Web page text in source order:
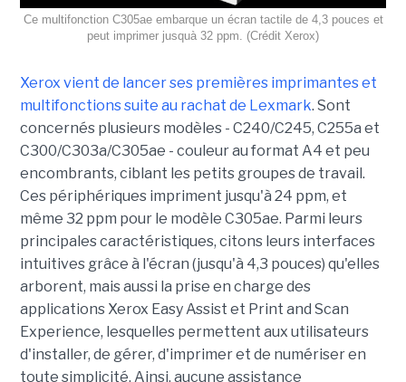
Ce multifonction C305ae embarque un écran tactile de 4,3 pouces et
peut imprimer jusquà 32 ppm. (Crédit Xerox)
Xerox vient de lancer ses premières imprimantes et
multifonctions suite au rachat de Lexmark. Sont
concernés plusieurs modèles - C240/C245, C255a et
C300/C303a/C305ae - couleur au format A4 et peu
encombrants, ciblant les petits groupes de travail.
Ces périphériques impriment jusqu'à 24 ppm, et
même 32 ppm pour le modèle C305ae. Parmi leurs
principales caractéristiques, citons leurs interfaces
intuitives grâce à l'écran (jusqu'à 4,3 pouces) qu'elles
arborent, mais aussi la prise en charge des
applications Xerox Easy Assist et Print and Scan
Experience, lesquelles permettent aux utilisateurs
d'installer, de gérer, d'imprimer et de numériser en
toute simplicité. Ainsi, aucune assistance